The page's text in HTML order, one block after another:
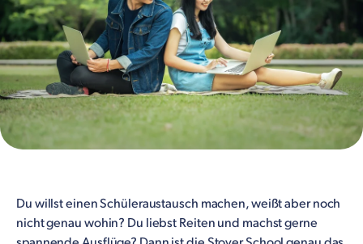
Du willst einen Schüleraustausch machen, weißt aber noch
nicht genau wohin? Du liebst Reiten und machst gerne